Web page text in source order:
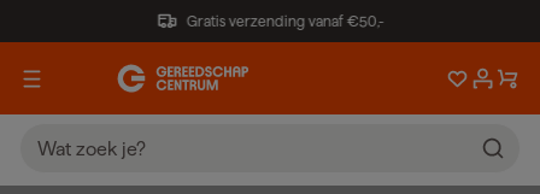
Gratis verzending vanaf €50,-